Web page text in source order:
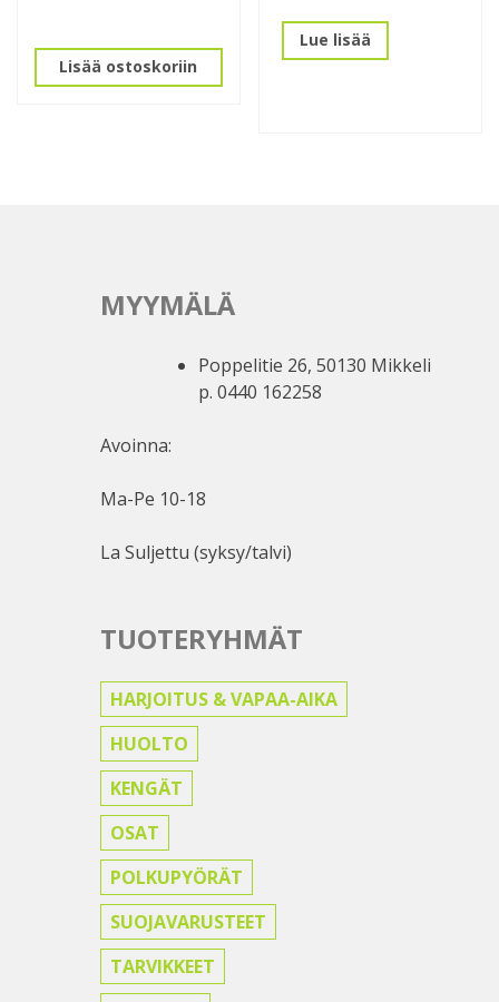
Lisää ostoskoriin
Lue lisää
MYYMÄLÄ
Poppelitie 26, 50130 Mikkeli
p. 0440 162258
Avoinna:
Ma-Pe 10-18
La Suljettu (syksy/talvi)
TUOTERYHMÄT
HARJOITUS & VAPAA-AIKA
HUOLTO
KENGÄT
OSAT
POLKUPYÖRÄT
SUOJAVARUSTEET
TARVIKKEET